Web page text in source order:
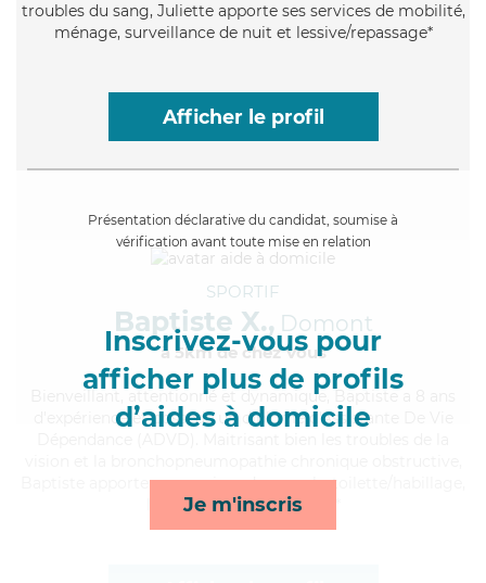
troubles du sang, Juliette apporte ses services de mobilité,
ménage, surveillance de nuit et lessive/repassage*
Afficher le profil
Présentation déclarative du candidat, soumise à
vérification avant toute mise en relation
Inscrivez-vous pour
afficher plus de profils
d’aides à domicile
Je m'inscris
SPORTIF
Baptiste X., Domont
à 5km de chez Vous
, attentionné et dynamique, Baptiste a 8 ans
d'expérience et possède un diplôme d'Assistante De Vie
Baptiste apporte ses services de rappels, toilette/habillage,
lever/coucher et ménage*